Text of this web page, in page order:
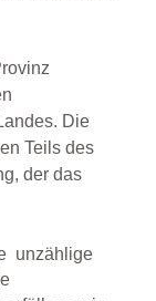
Die
Teils des
der das
unzählige